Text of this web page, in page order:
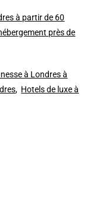
à partir de 60
près de
à Londres à
, Hotels de luxe à